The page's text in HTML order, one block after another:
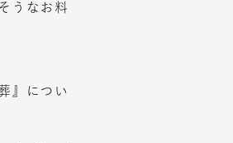
うなお料
』につい